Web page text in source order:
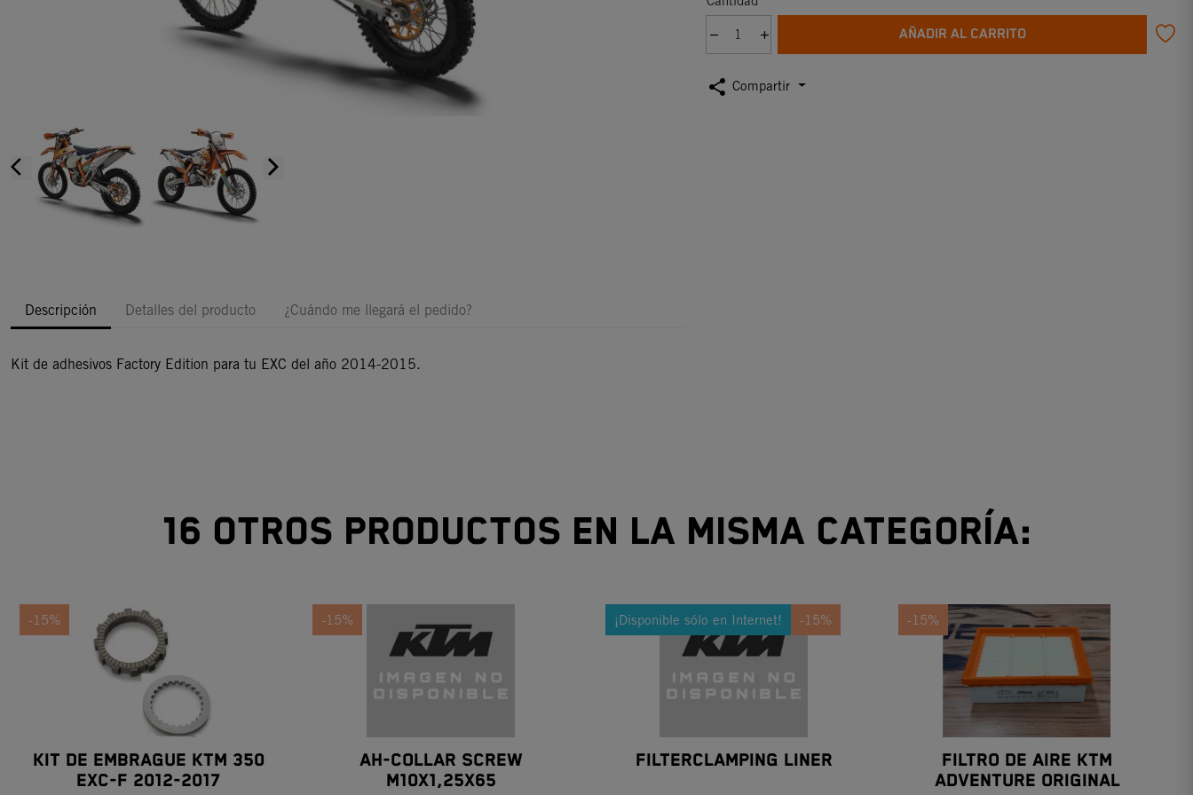
arrow_back_ios arrow_forward_ios
Descripción Detalles del producto ¿Cuándo me llegará el pedido?
Kit de adhesivos Factory Edition para tu EXC del año 2014-2015.
AÑADIR AL CARRITO
share Compartir
16 otros productos en la misma categoría:
-15%
KIT DE EMBRAGUE KTM 350
EXC-F 2012-2017
-15%
AH-COLLAR SCREW
M10X1,25X65
¡Disponible sólo en Internet! -15%
FILTERCLAMPING LINER
-15%
FILTRO DE AIRE KTM
ADVENTURE ORIGINAL